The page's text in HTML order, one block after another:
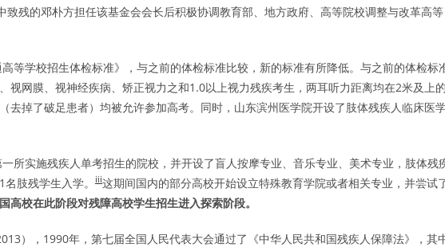
致残的邓朴方担任该基金会会长后积极协调教育部、地方政府、高等院校调整与改革高等
等学校招生体检标准》，与之前的体检标准比较，新的标准有所降低。与之前的体检标
视网膜、视神经疾病、矫正视力之和1.0以上视力残疾考生，两耳听力距离均在2米及上的
去掉了破足患者）均被允许参加高考。同时，山东滨州医学院开设了肢体残疾人临床医
所实施残疾人单考招生的院校，并开设了盲人按摩专业、音乐专业、美术专业，肢体残
肢残学生入学。 iii这期间国内的部分高校开始设立特殊教育学院或者相关专业，并尝试
高校在此阶段对残障高校学生招生进入探索阶段。
），1990年，第七届全国人民代表大会通过了《中华人民共和国残疾人保障法》，其